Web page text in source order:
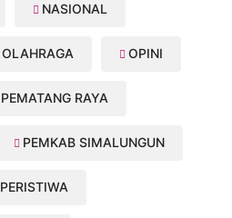
NASIONAL
OLAHRAGA OPINI
PEMATANG RAYA
PEMKAB SIMALUNGUN
PERISTIWA